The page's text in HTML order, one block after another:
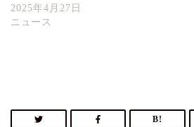
2025年4月27日
ニュース